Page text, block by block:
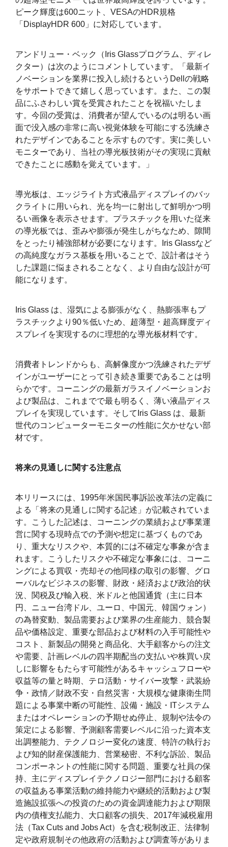
ピーク輝度は600ニット、VESAのHDR規格
「DisplayHDR 600」に対応しています。
アンドリュー・ベック（Iris Glassプログラム、ディレ
クター）は次のようにコメントしています。「最新イ
ノベーションを業界に投入し続けるというDellの戦略
をサポートできて嬉しく思っています。また、この製
品にふさわしい賞を受賞されたことを祝福いたしま
す。今回の受賞は、消費者が望んでいるのは明るい画
面で没入感の非常に高い視覚体験を可能にする洗練さ
れたデザインであることを示すものです。実に美しい
モニターであり、当社の導光板技術がその実現に貢献
できたことに感動を覚えています。」
導光板は、エッジライト方式液晶ディスプレイのバッ
クライトに用いられ、光を均一に射出して鮮明かつ明
るい画像を表示させます。プラスチックを用いた従来
の導光板では、歪みや膨張が発生しがちなため、隙間
をとったり補強部材が必要になります。Iris Glassなど
の高純度なガラス基板を用いることで、設計者はそう
した課題に悩まされることなく、より自由な設計が可
能になります。
Iris Glass は、湿気による膨張がなく、熱膨張率もプ
ラスチックより90％低いため、超薄型・超高輝度ディ
スプレイを実現するのに理想的な導光板材料です。
消費者トレンドからも、高解像度かつ洗練されたデザ
インがユーザーにとって引き続き重要であることは明
らかです。コーニングの最新ガラスイノベーションお
よび製品は、これまでで最も明るく、薄い液晶ディス
プレイを実現しています。そしてIris Glass は、最新
世代のコンピューターモニターの性能に欠かせない部
材です。
将来の見通しに関する注意点
本リリースには、1995年米国民事訴訟改革法の定義に
よる「将来の見通しに関する記述」が記載されていま
す。こうした記述は、コーニングの業績および事業運
営に関する現時点での予測や想定に基づくものであ
り、重大なリスクや、本質的には不確定な事象が含ま
れます。こうしたリスクや不確定な事象には、コーニ
ングによる買収・売却その他同様の取引の影響、グロ
ーバルなビジネスの影響、財政・経済および政治的状
況、関税及び輸入税、米ドルと他国通貨（主に日本
円、ニュー台湾ドル、ユーロ、中国元、韓国ウォン）
の為替変動、製品需要および業界の生産能力、競合製
品や価格設定、重要な部品および材料の入手可能性や
コスト、新製品の開発と商品化、大手顧客からの注文
や需要、計画レベルの四半期配当の支払いや株買い戻
しに影響をもたらす可能性があるキャッシュフローや
収益等の量と時期、テロ活動・サイバー攻撃・武装紛
争・政情／財政不安・自然災害・大規模な健康衛生問
題による事業中断の可能性、設備・施設・ITシステム
またはオペレーションの予期せぬ停止、規制や法令の
策定による影響、予測顧客需要レベルに沿った資本支
出調整能力、テクノロジー変化の速度、特許の執行お
よび知的財産保護能力、営業秘密、不利な訴訟、製品
コンポーネントの性能に関する問題、重要な社員の保
持、主にディスプレイテクノロジー部門における顧客
の収益ある事業活動の維持能力や継続的活動および製
造施設拡張への投資のための資金調達能力および期限
内の債権支払能力、大口顧客の損失、2017年減税雇用
法（Tax Cuts and Jobs Act）を含む税制改正、法律制
定や政府規制その他政府の活動および調査等がありま